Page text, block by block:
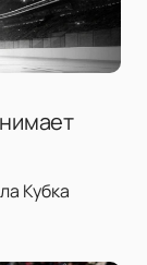
Кубка